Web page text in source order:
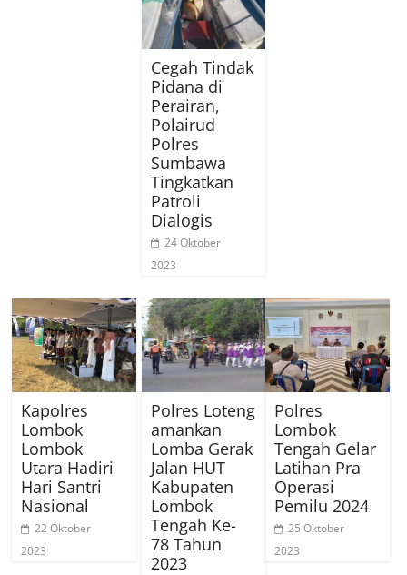
Cegah Tindak
Pidana di
Perairan,
Polairud
Polres
Sumbawa
Tingkatkan
Patroli
Dialogis
24 Oktober
2023
Kapolres
Lombok
Lombok
Utara Hadiri
Hari Santri
Nasional
22 Oktober
2023
Polres Loteng
amankan
Lomba Gerak
Jalan HUT
Kabupaten
Lombok
Tengah Ke-
78 Tahun
2023
Polres
Lombok
Tengah Gelar
Latihan Pra
Operasi
Pemilu 2024
25 Oktober
2023